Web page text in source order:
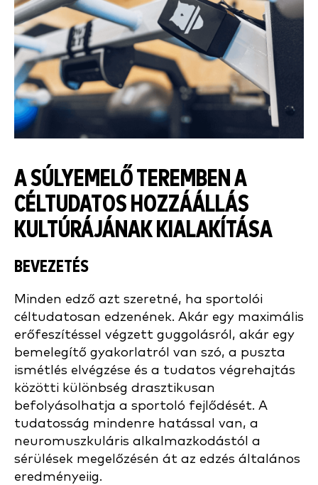
A SÚLYEMELŐ TEREMBEN A
CÉLTUDATOS HOZZÁÁLLÁS
KULTÚRÁJÁNAK KIALAKÍTÁSA
BEVEZETÉS
Minden edző azt szeretné, ha sportolói
céltudatosan edzenének. Akár egy maximális
erőfeszítéssel végzett guggolásról, akár egy
bemelegítő gyakorlatról van szó, a puszta
ismétlés elvégzése és a tudatos végrehajtás
közötti különbség drasztikusan
befolyásolhatja a sportoló fejlődését. A
tudatosság mindenre hatással van, a
neuromuszkuláris alkalmazkodástól a
sérülések megelőzésén át az edzés általános
eredményeiig.